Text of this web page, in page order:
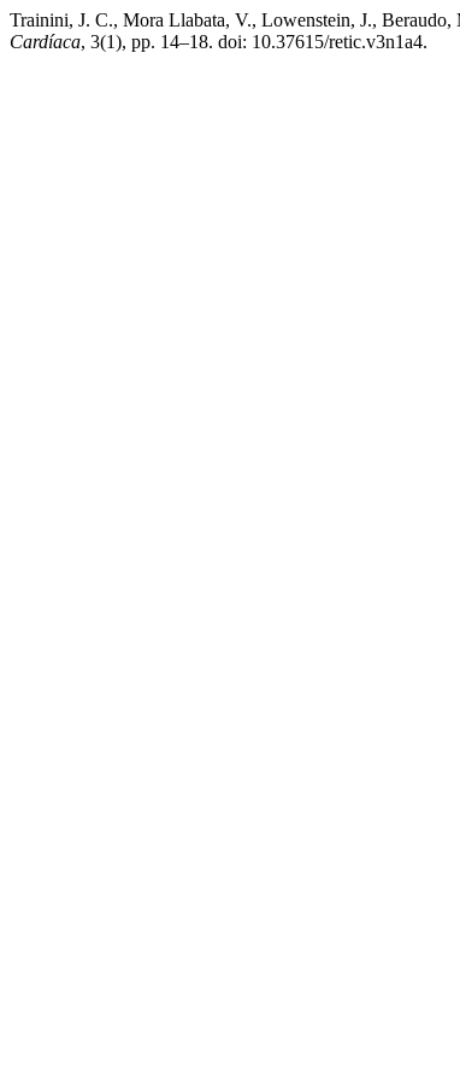
Trainini, J. C., Mora Llabata, V., Lowenstein, J.,
Cardíaca, 3(1), pp. 14–18. doi: 10.37615/retic.v3n1a4.